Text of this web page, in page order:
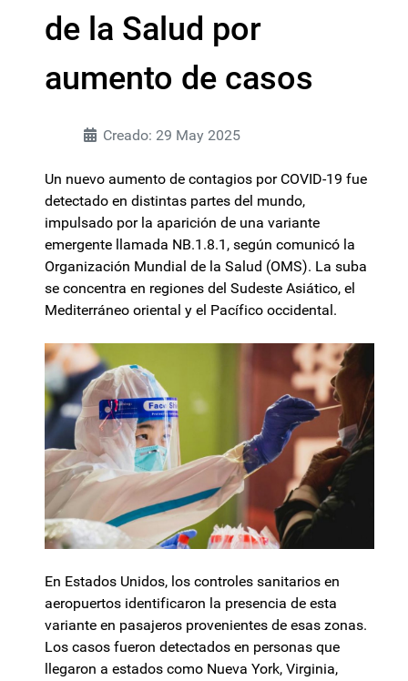
de la Salud por
aumento de casos
Creado: 29 May 2025
Un nuevo aumento de contagios por COVID-19 fue
detectado en distintas partes del mundo,
impulsado por la aparición de una variante
emergente llamada NB.1.8.1, según comunicó la
Organización Mundial de la Salud (OMS). La suba
se concentra en regiones del Sudeste Asiático, el
Mediterráneo oriental y el Pacífico occidental.
En Estados Unidos, los controles sanitarios en
aeropuertos identificaron la presencia de esta
variante en pasajeros provenientes de esas zonas.
Los casos fueron detectados en personas que
llegaron a estados como Nueva York, Virginia,